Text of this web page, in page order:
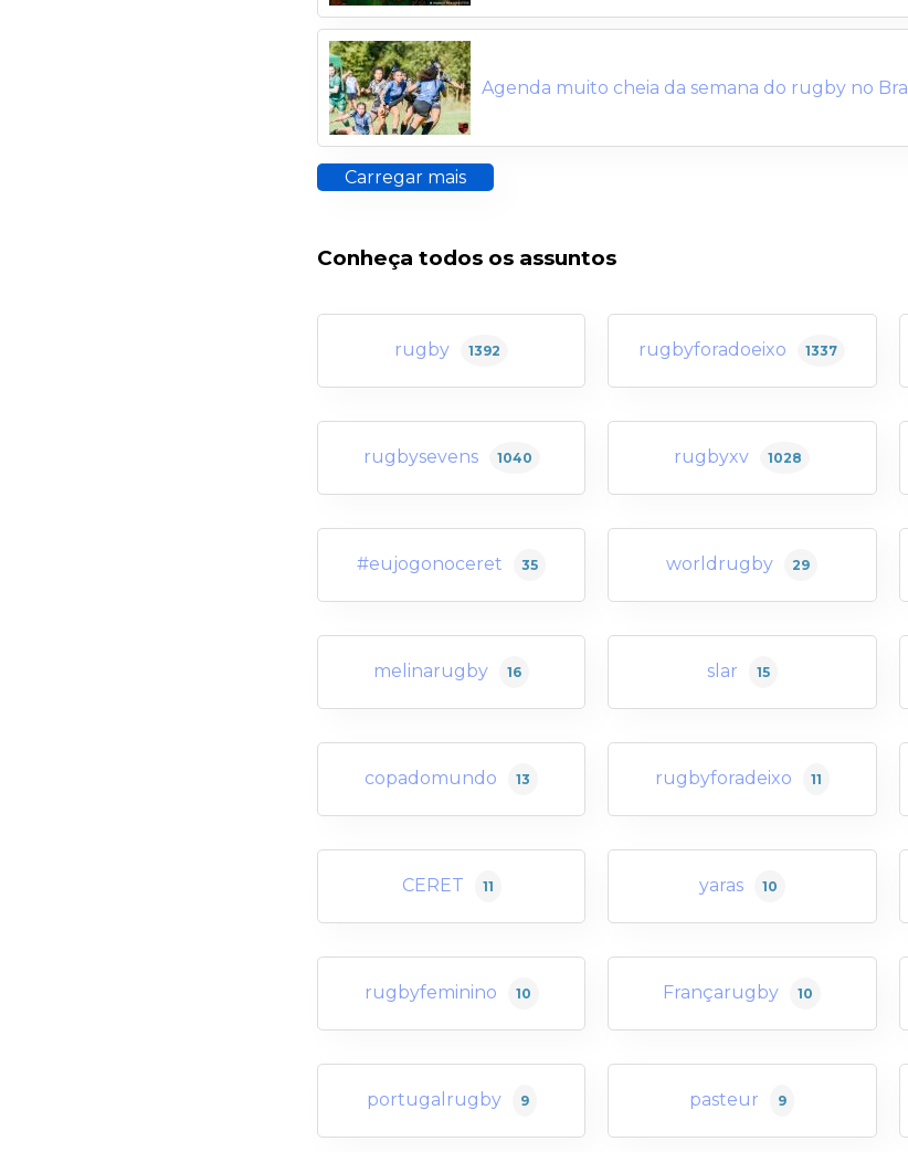
Agenda muito cheia da semana do rugby no
Carregar mais
Conheça todos os assuntos
rugby 1392 rugbyforadoeixo 1337
rugbysevens 1040 rugbyxv 1028
#eujogonoceret 35 worldrugby 29
melinarugby 16 slar 15
copadomundo 13 rugbyforadeixo 11
CERET 11 yaras 10
rugbyfeminino 10 Françarugby 10
portugalrugby 9 pasteur 9